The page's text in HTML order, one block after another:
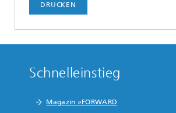
DRUCKEN
Schnelleinstieg
Magazin »FORWARD